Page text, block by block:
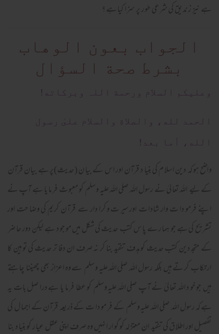
ہے نیز ز ند یق کی شرعی طو ر پر سزا کیا ہے ؟
الجواب بعون الوهاب
بشرط صحة السؤال
وعلیکم السلام ورحمة اللہ وبرکاته!
الحمد لله، والصلاة والسلام علىٰ رسول
الله، أما بعد!
واضح ہو کہ دین اسلا م کی بنیا د قرآن اور اس کے بیا ن (حدیث)پر ہے بیان قرآن
کے لیے اللہ تعا لیٰ نے رسول اللہ صلی اللہ علیہ وسلم کو معبو ث فر ما یا ہے آپ نے
اپنے فرمو دا ت وار شادا ت اور سیر ت و کرا دار سے قرآن کریم کی وضا حت اور
تشر یح کی ہے جو ہما ر ے پا س کتب حدیث کی شکل میں مو جو د ہے لیکن دور حا ضر
کے متجد دین کتب حدیث کو ہد ف تنقید بنا کر نہ صرف ان دفا تر حدیث کی تو ہین کا
ارتکاب کر تے ہیں بلکہ رسول اللہ صلی اللہ علیہ وسلم سے وہ اعزاز بھی چھیننا چاہتے
ہیں جو خو د اللہ تعا لیٰ نے آپ صلی اللہ علیہ وسلم کو عطا فر ما یا ہے درا صل بات یہ
ہے کہ رسول اللہ صلی اللہ علیہ وسلم کے فر مو دا ت کے ذریعہ قرآن کے اجما ل کی
تفصیل اور اطلا ق کی تنقید ان معتزلہ کو گو ار ا نہیں وہ صرف اپنی عقل عیا ر کو بنیا د بنا